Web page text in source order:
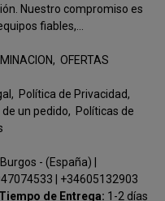
Nuestro compromiso es
fiables,...
OFERTAS
Política de Privacidad
de un pedido
Políticas de
- (España) |
+34605132903
Tiempo de Entrega: 1-2 días